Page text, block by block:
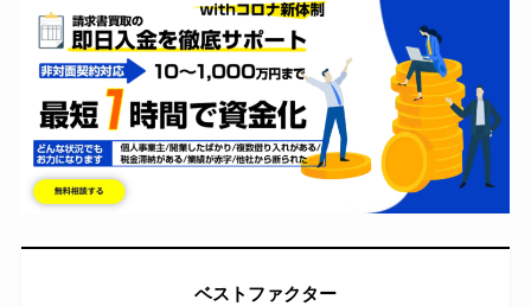
ベストファクター